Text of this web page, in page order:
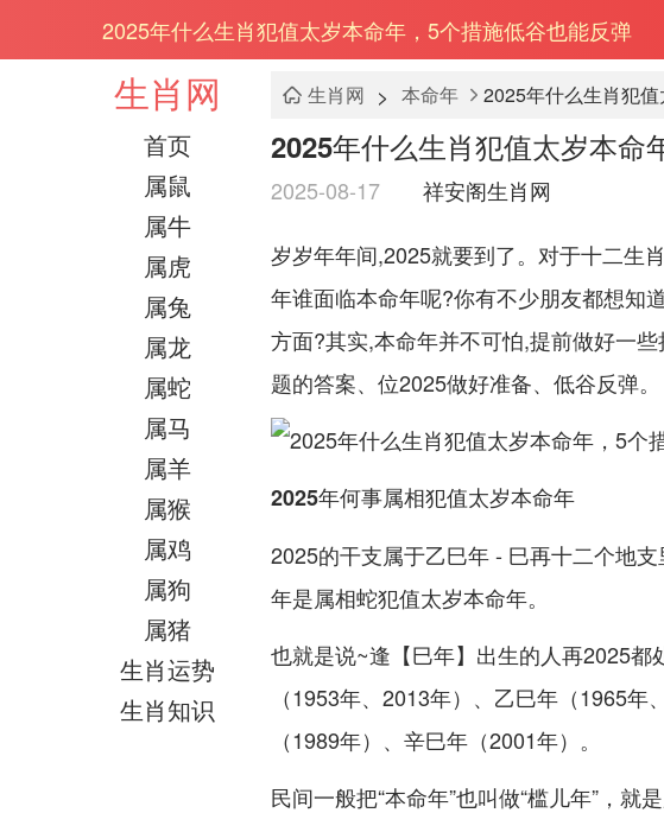
2025年什么生肖犯值太岁本命年，5个措施低谷也能反弹
生肖网
首页
属鼠
属牛
属虎
属兔
属龙
属蛇
属马
属羊
属猴
属鸡
属狗
属猪
生肖运势
生肖知识
生肖网 > 本命年 2025年什么生肖犯
2025年什么生肖犯值太岁本命
2025-08-17 祥安阁生肖网
岁岁年年间,2025就要到了。对于十二生
年谁面临本命年呢?你有不少朋友都想知
方面?其实,本命年并不可怕,提前做好一
题的答案、位2025做好准备、低谷反弹。
2025年何事属相犯值太岁本命年
2025的干支属于乙巳年 - 巳再十二个地
年是属相蛇犯值太岁本命年。
也就是说~逢【巳年】出生的人再2025
（1953年、2013年）、乙巳年（1965
（1989年）、辛巳年（2001年）。
民间一般把“本命年”也叫做“槛儿年”，就